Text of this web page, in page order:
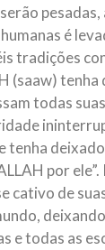
é
tradições
(saaw) tenha
todas
tenha
por
cativo de
e todas as